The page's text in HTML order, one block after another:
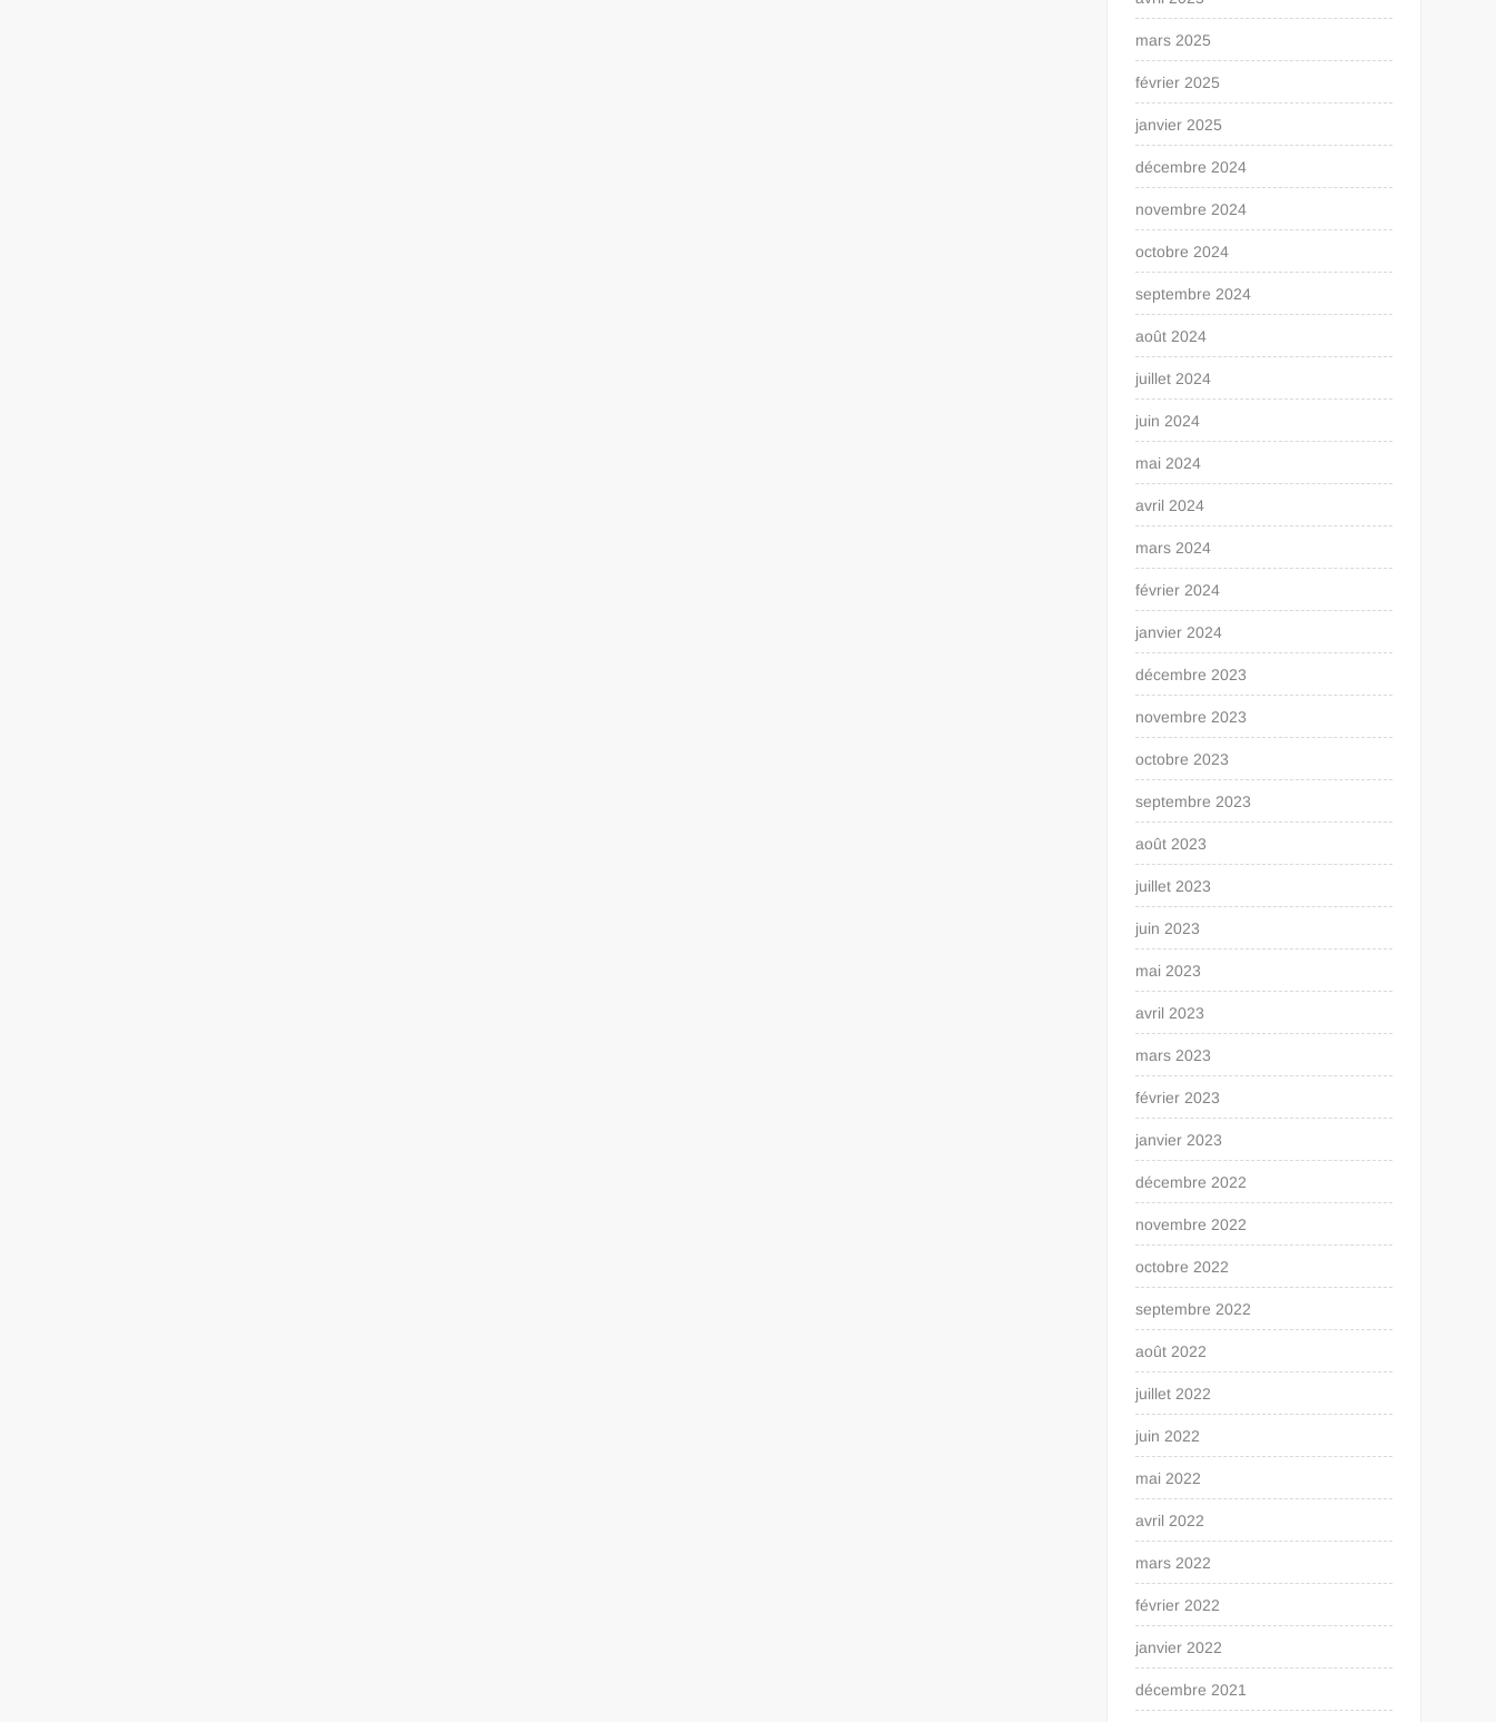
mars 2025
février 2025
janvier 2025
décembre 2024
novembre 2024
octobre 2024
septembre 2024
août 2024
juillet 2024
juin 2024
mai 2024
avril 2024
mars 2024
février 2024
janvier 2024
décembre 2023
novembre 2023
octobre 2023
septembre 2023
août 2023
juillet 2023
juin 2023
mai 2023
avril 2023
mars 2023
février 2023
janvier 2023
décembre 2022
novembre 2022
octobre 2022
septembre 2022
août 2022
juillet 2022
juin 2022
mai 2022
avril 2022
mars 2022
février 2022
janvier 2022
décembre 2021